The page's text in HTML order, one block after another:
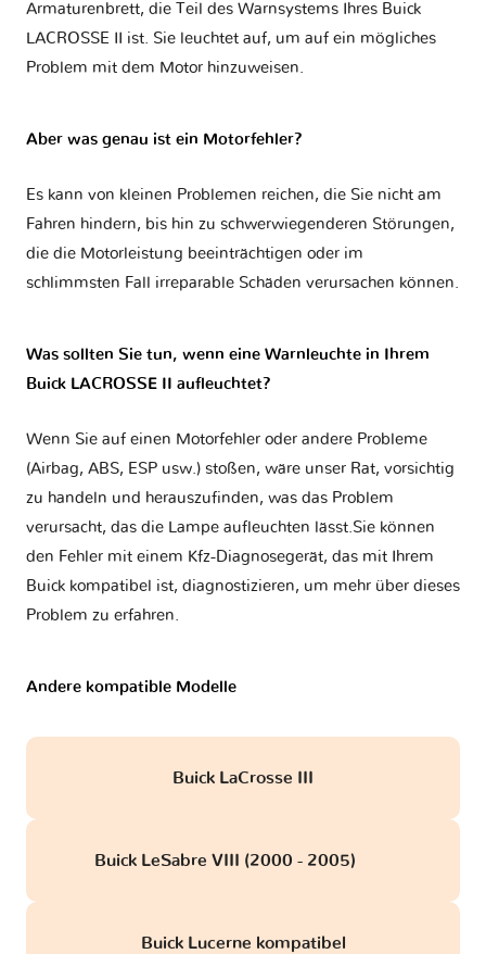
Armaturenbrett, die Teil des Warnsystems Ihres Buick
LACROSSE II ist. Sie leuchtet auf, um auf ein mögliches
Problem mit dem Motor hinzuweisen.
Aber was genau ist ein Motorfehler?
Es kann von kleinen Problemen reichen, die Sie nicht am
Fahren hindern, bis hin zu schwerwiegenderen Störungen,
die die Motorleistung beeinträchtigen oder im
schlimmsten Fall irreparable Schäden verursachen können.
Was sollten Sie tun, wenn eine Warnleuchte in Ihrem
Buick LACROSSE II aufleuchtet?
Wenn Sie auf einen Motorfehler oder andere Probleme
(Airbag, ABS, ESP usw.) stoßen, wäre unser Rat, vorsichtig
zu handeln und herauszufinden, was das Problem
verursacht, das die Lampe aufleuchten lässt.Sie können
den Fehler mit einem Kfz-Diagnosegerät, das mit Ihrem
Buick kompatibel ist, diagnostizieren, um mehr über dieses
Problem zu erfahren.
Andere kompatible Modelle
Buick LaCrosse III
Buick LeSabre VIII (2000 - 2005)
Buick Lucerne kompatibel